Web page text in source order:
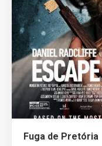
Fuga de Pretória